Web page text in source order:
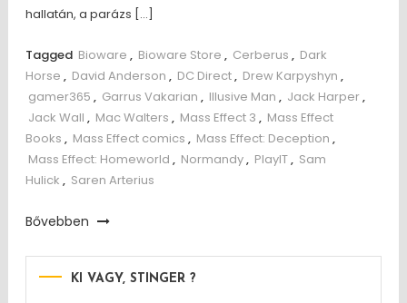
hallatán, a parázs […]
Tagged Bioware , Bioware Store , Cerberus , Dark
Horse , David Anderson , DC Direct, Drew Karpyshyn ,
gamer365 , Garrus Vakarian , Illusive Man , Jack Harper,
Jack Wall , Mac Walters , Mass Effect 3 , Mass Effect
Books , Mass Effect comics , Mass Effect: Deception ,
Mass Effect: Homeworld , Normandy, PlayIT, Sam
Hulick , Saren Arterius
Bővebben
KI VAGY, STINGER ?